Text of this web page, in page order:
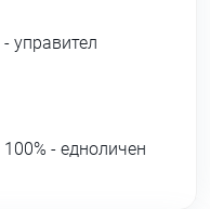
- управител
100% - едноличен